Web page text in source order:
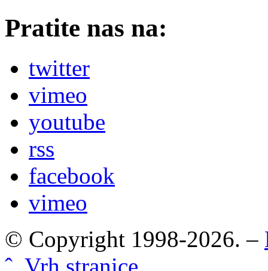
Pratite nas na:
twitter
vimeo
youtube
rss
facebook
vimeo
© Copyright 1998-2026. –